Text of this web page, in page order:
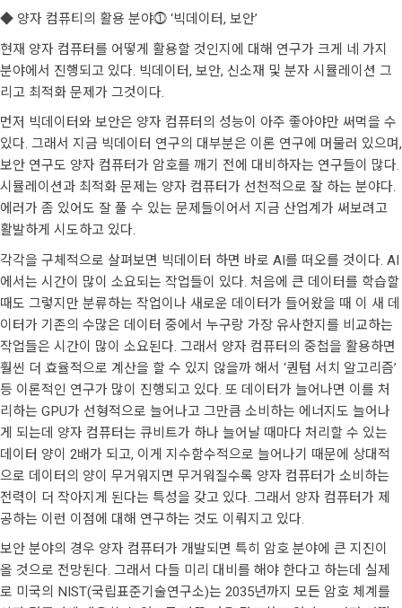
◆ 양자 컴퓨티의 활용 분야⓵ ‘빅데이터, 보안’
현재 양자 컴퓨터를 어떻게 활용할 것인지에 대해 연구가 크게 네 가지
분야에서 진행되고 있다. 빅데이터, 보안, 신소재 및 분자 시뮬레이션 그
리고 최적화 문제가 그것이다.
먼저 빅데이터와 보안은 양자 컴퓨터의 성능이 아주 좋아야만 써먹을 수
있다. 그래서 지금 빅데이터 연구의 대부분은 이론 연구에 머물러 있으며,
보안 연구도 양자 컴퓨터가 암호를 깨기 전에 대비하자는 연구들이 많다.
시뮬레이션과 최적화 문제는 양자 컴퓨터가 선천적으로 잘 하는 분야다.
에러가 좀 있어도 잘 풀 수 있는 문제들이어서 지금 산업계가 써보려고
활발하게 시도하고 있다.
각각을 구체적으로 살펴보면 빅데이터 하면 바로 AI를 떠오를 것이다. AI
에서는 시간이 많이 소요되는 작업들이 있다. 처음에 큰 데이터를 학습할
때도 그렇지만 분류하는 작업이나 새로운 데이터가 들어왔을 때 이 새 데
이터가 기존의 수많은 데이터 중에서 누구랑 가장 유사한지를 비교하는
작업들은 시간이 많이 소요된다. 그래서 양자 컴퓨터의 중첩을 활용하면
훨씬 더 효율적으로 계산을 할 수 있지 않을까 해서 ‘퀀텀 서치 알고리즘’
등 이론적인 연구가 많이 진행되고 있다. 또 데이터가 늘어나면 이를 처
리하는 GPU가 선형적으로 늘어나고 그만큼 소비하는 에너지도 늘어나
게 되는데 양자 컴퓨터는 큐비트가 하나 늘어날 때마다 처리할 수 있는
데이터 양이 2배가 되고, 이게 지수함수적으로 늘어나기 때문에 상대적
으로 데이터의 양이 무거워지면 무거워질수록 양자 컴퓨터가 소비하는
전력이 더 작아지게 된다는 특성을 갖고 있다. 그래서 양자 컴퓨터가 제
공하는 이런 이점에 대해 연구하는 것도 이뤄지고 있다.
보안 분야의 경우 양자 컴퓨터가 개발되면 특히 암호 분야에 큰 지진이
올 것으로 전망된다. 그래서 다들 미리 대비를 해야 한다고 하는데 실제
로 미국의 NIST(국립표준기술연구소)는 2035년까지 모든 암호 체계를